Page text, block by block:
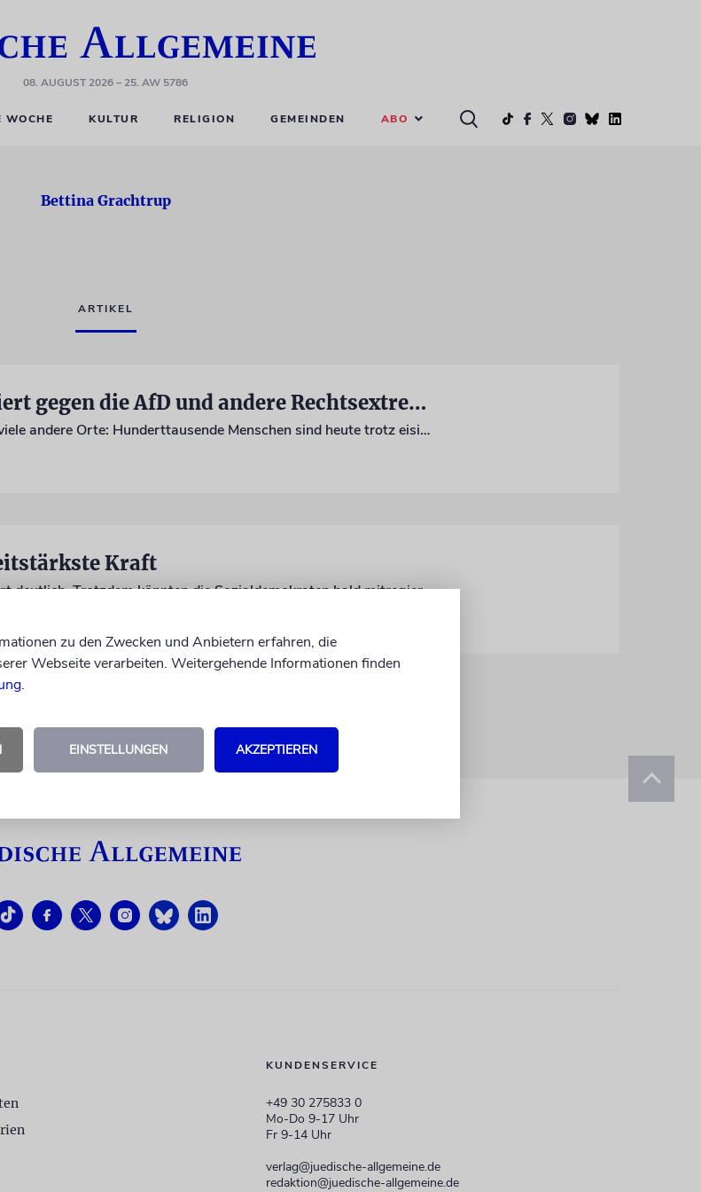
08. AUGUST 2026– 25. AW 5786
WOCHE KULTUR RELIGION GEMEINDEN ABO
Bettina Grachtrup
ARTIKEL
Deutschland demonstriert gegen die AfD und andere Rechtsextremisten
Frankfurt, Stuttgart, Hannover und viele andere Orte: Hunderttausende Menschen sind heute trotz eisiger Temperaturen gegen die AfD und andere Rechsextremisten auf die Straßen gegangen. Ihr wesentliches Ziel: die Demokratie verteidigen
Kraft
SPD-Kandidatin Nancy Faeser verliert deutlich. Trotzdem könnten die Sozialdemokraten bald mitregieren
KUNDENSERVICE
+49 30 275833 0
Mo-Do 9-17 Uhr
Fr 9-14 Uhr
verlag@juedische-allgemeine.de
redaktion@juedische-allgemeine.de
zu den Zwecken und Anbietern erfahren, die
Webseite verarbeiten. Weitergehende Informationen finden
.
EINSTELLUNGEN AKZEPTIEREN